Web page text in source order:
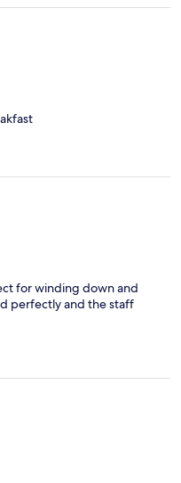
for winding down and
perfectly and the staff